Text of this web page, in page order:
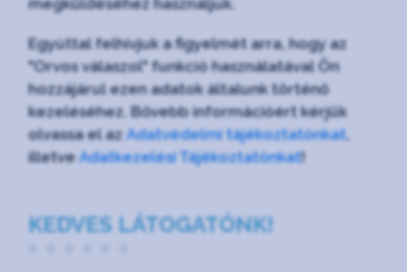
megküldéséhez használjuk.
Egyúttal felhívjuk a figyelmét arra, hogy az
"Orvos válaszol" funkció használatával Ön
hozzájárul ezen adatok általunk történő
kezeléséhez. Bővebb információért kérjük
olvassa el azAdatvédelmi tájékoztatónkat,
illetveAdatkezelési Tájékoztatónkat!
KEDVES LÁTOGATÓNK!